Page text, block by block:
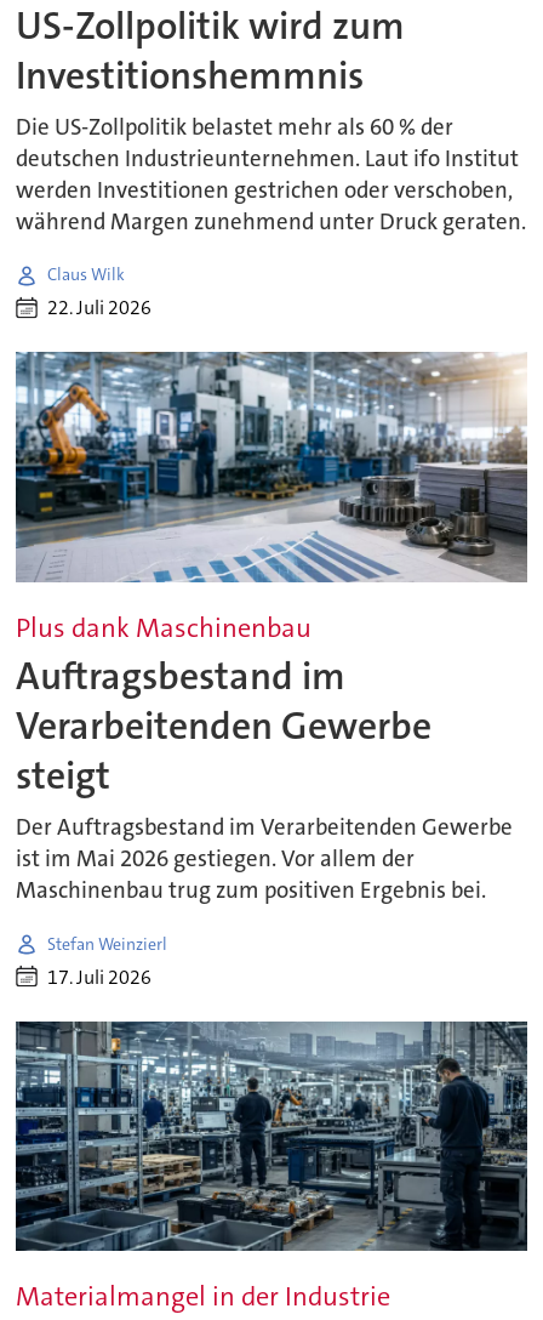
US-Zollpolitik wird zum
Investitionshemmnis
Die US-Zollpolitik belastet mehr als 60 % der
deutschen Industrieunternehmen. Laut ifo Institut
werden Investitionen gestrichen oder verschoben,
während Margen zunehmend unter Druck geraten.
Claus Wilk
22. Juli 2026
Plus dank Maschinenbau
Auftragsbestand im
Verarbeitenden Gewerbe
steigt
Der Auftragsbestand im Verarbeitenden Gewerbe
ist im Mai 2026 gestiegen. Vor allem der
Maschinenbau trug zum positiven Ergebnis bei.
Stefan Weinzierl
17. Juli 2026
Materialmangel in der Industrie